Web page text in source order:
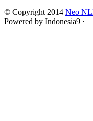
© Copyright 2014 Neo
Powered by Indonesia9 ·